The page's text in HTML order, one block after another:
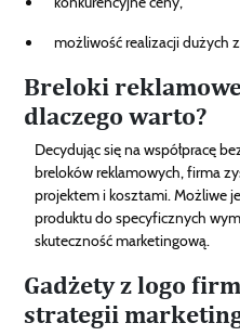
możliwość realizacji dużych
Breloki
dlaczego warto?
Decydując się na współpracę
breloków reklamowych, firma
projektem i kosztami. Możliwe
produktu do specyficznych
skuteczność marketingową.
Gadżety z logo
strategii